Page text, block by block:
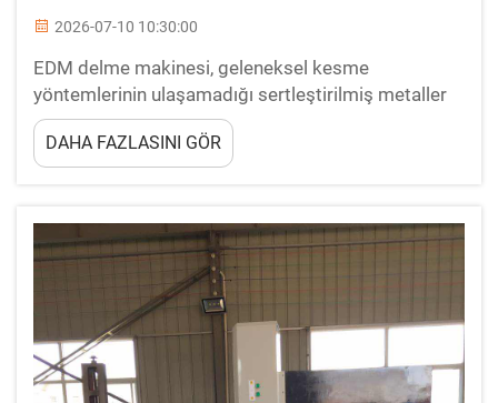
2026-07-10 10:30:00
EDM delme makinesi, geleneksel kesme
yöntemlerinin ulaşamadığı sertleştirilmiş metaller
ve iletken malzemelerde küçük, derin delikler
oluşturmak için kullanılan bir hassaslık aracıdır.
Daha sıkı toleranslar ve daha kısa çevrim süreleri
DAHA FAZLASINI GÖR